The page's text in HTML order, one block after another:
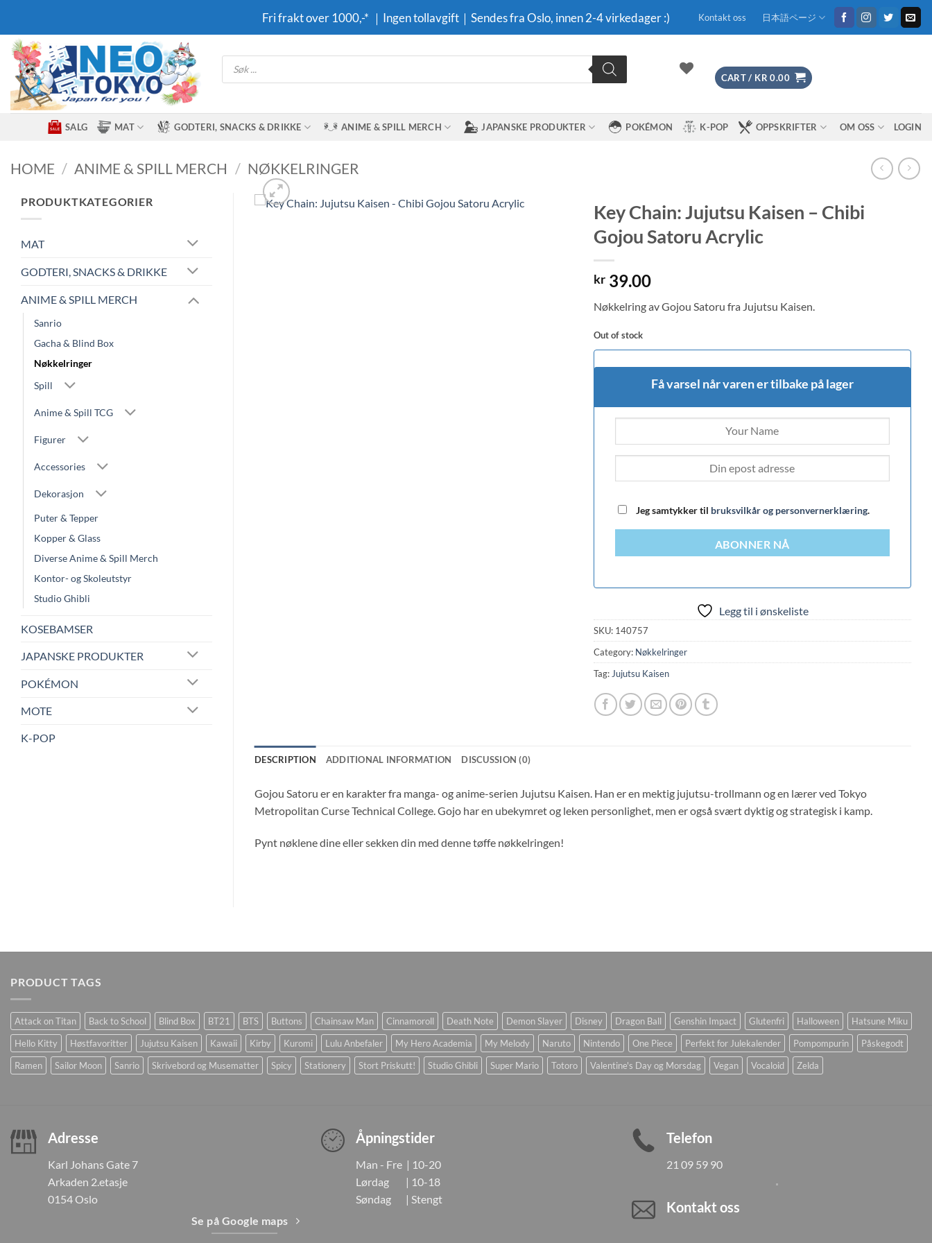
content
Fri frakt over 1000,-* ｜Ingen tollavgift｜Sendes fra Oslo, innen 2-4 virkedager :) Kontakt oss 日本語ページ
Products
search
CART / KR 0.00
SALG MAT GODTERI, SNACKS & DRIKKE ANIME & SPILL MERCH JAPANSKE PRODUKTER POKÉMON K-POP OPPSKRIFTER OM OSS LOGIN
HOME / ANIME & SPILL MERCH / NØKKELRINGER
PRODUKTKATEGORIER
MAT
GODTERI, SNACKS & DRIKKE
ANIME & SPILL MERCH
Sanrio
Gacha & Blind Box
Nøkkelringer
Spill
Anime & Spill TCG
Figurer
Accessories
Dekorasjon
Puter & Tepper
Kopper & Glass
Diverse Anime & Spill Merch
Kontor- og Skoleutstyr
Studio Ghibli
KOSEBAMSER
JAPANSKE PRODUKTER
POKÉMON
MOTE
K-POP
Key Chain: Jujutsu Kaisen – Chibi
Gojou Satoru Acrylic
kr39.00
Nøkkelring av Gojou Satoru fra Jujutsu Kaisen.
Out of stock
Få varsel når varen er tilbake på lager
Jeg samtykker til bruksvilkår og personvernerklæring.
ABONNER NÅ
Legg til i ønskeliste
SKU: 140757
Category: Nøkkelringer
Tag:Jujutsu Kaisen
DESCRIPTION ADDITIONAL INFORMATION DISCUSSION (0)
Gojou Satoru er en karakter fra manga- og anime-serien Jujutsu Kaisen. Han er en mektig jujutsu-trollmann og en lærer ved Tokyo
Metropolitan Curse Technical College. Gojo har en ubekymret og leken personlighet, men er også svært dyktig og strategisk i kamp.
Pynt nøklene dine eller sekken din med denne tøffe nøkkelringen!
PRODUCT TAGS
Attack on Titan Back to School Blind Box BT21 BTS Buttons Chainsaw Man Cinnamoroll Death Note Demon Slayer Disney Dragon Ball Genshin Impact Glutenfri Halloween
Hatsune Miku
Hello Kitty
Høstfavoritter Jujutsu Kaisen Kawaii Kirby Kuromi Lulu Anbefaler My Hero Academia My Melody Naruto Nintendo One Piece Perfekt for Julekalender Pompompurin
Påskegodt
Ramen
Sailor Moon Sanrio Skrivebord og Musematter Spicy Stationery Stort Priskutt! Studio Ghibli Super Mario Totoro Valentine's Day og Morsdag Vegan Vocaloid Zelda
Adresse
Karl Johans Gate 7
Arkaden 2.etasje
0154 Oslo
Se på Google maps
Åpningstider
Man - Fre | 10-20
Lørdag | 10-18
Søndag | Stengt
Telefon
21 09 59 90
Kontakt oss